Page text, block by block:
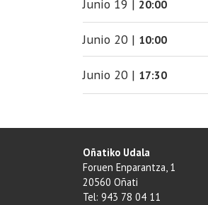
Junio 19 | 20:00
Junio 20 | 10:00
Junio 20 | 17:30
Oñatiko Udala
Foruen Enparantza, 1
20560 Oñati
Tel: 943 78 04 11